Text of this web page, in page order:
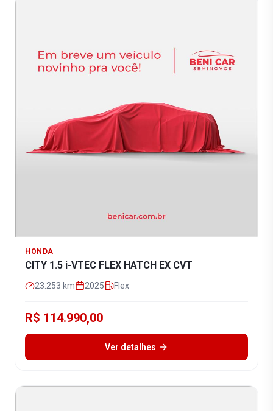
HONDA
CITY 1.5 i-VTEC FLEX HATCH EX CVT
23.253 km 2025 Flex
R$ 114.990,00
Ver detalhes